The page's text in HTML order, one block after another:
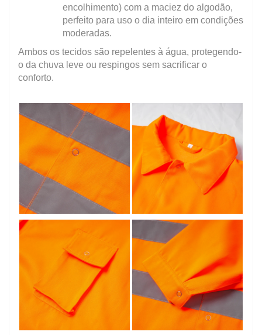
encolhimento) com a maciez do algodão,
perfeito para uso o dia inteiro em condições
moderadas.
Ambos os tecidos são repelentes à água, protegendo-
o da chuva leve ou respingos sem sacrificar o
conforto.